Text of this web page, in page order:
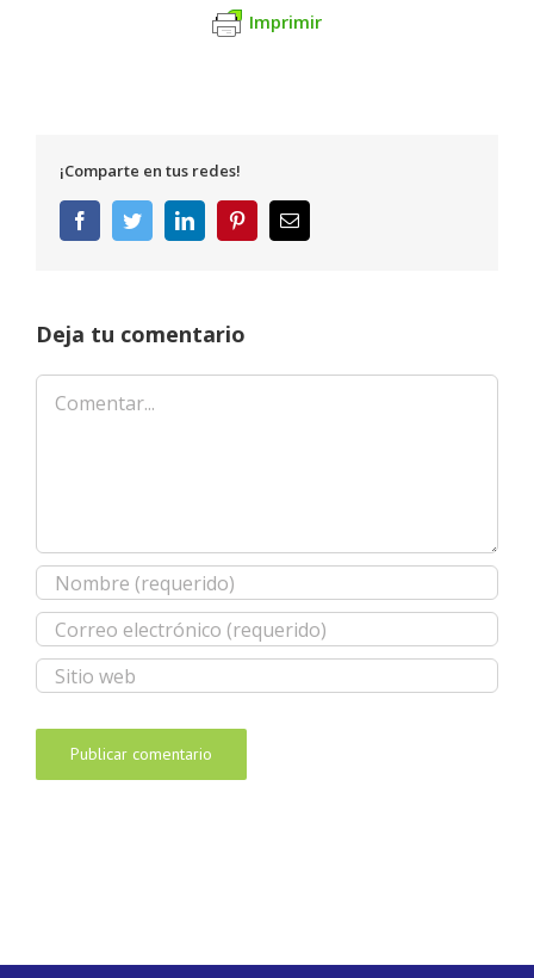
Imprimir
¡Comparte en tus redes!
FacebookTwitterLinkedInPinterestCorreo
electrónico
Deja tu comentario
Comentar